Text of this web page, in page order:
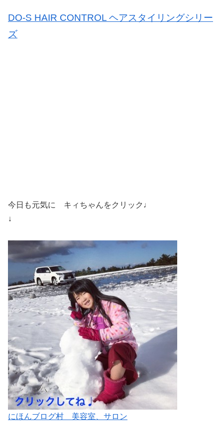
DO-S HAIR CONTROL ヘアスタイリングシリー
ズ
今日も元気に キィちゃんをクリック♩
↓
にほんブログ村 美容室、サロン